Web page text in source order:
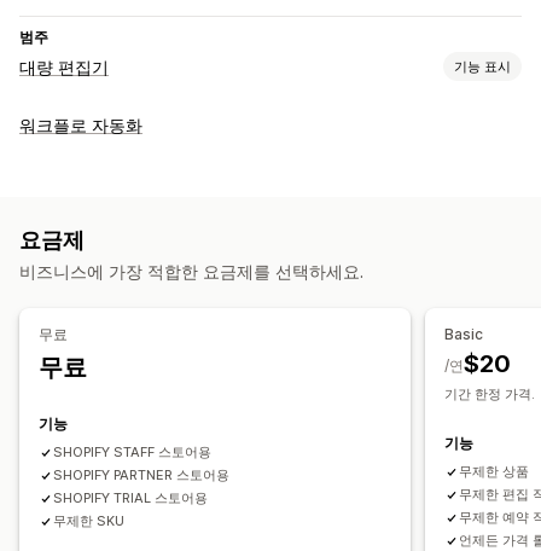
범주
대량 편집기 기능 표시
편집 가능한 자원
롤백 대량 편집
워크플로 자동화
요금제
비즈니스에 가장 적합한 요금제를 선택하세요.
무료
무료
기능
SHOPIFY STAFF 스토어용
SHOPIFY PARTNER 스토어용
SHOPIFY TRIAL 스토어용
무제한 SKU
Basic
$20
/연
기간 한정 가격.
기능
무제한 상품
무제한 편집
무제한 예약
언제든 가격